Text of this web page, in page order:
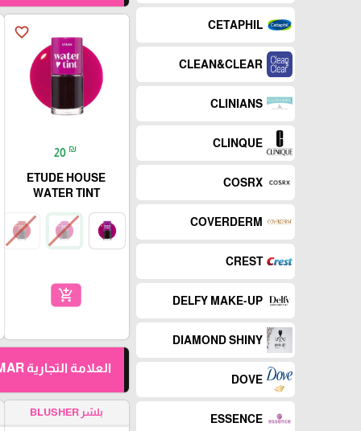
CETAPHIL
CLEAN&CLEAR
CLINIANS
CLINQUE
COSRX
COVERDERM
CREST
DELFY MAKE-UP
DIAMOND SHINY
DOVE
ESSENCE
favorite_border
20 ₪
ETUDE HOUSE
WATER TINT
add_shopping_cart
العلامة التجارية FLORMAR
بلشر BLUSHER